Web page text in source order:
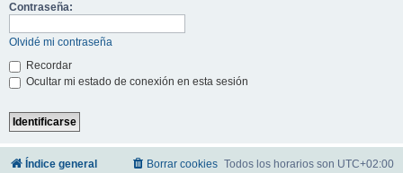
Contraseña:
Olvidé mi contraseña
Recordar
Ocultar mi estado de conexión en esta sesión
Índice general Todos los horarios son UTC+02:00
Borrar cookies